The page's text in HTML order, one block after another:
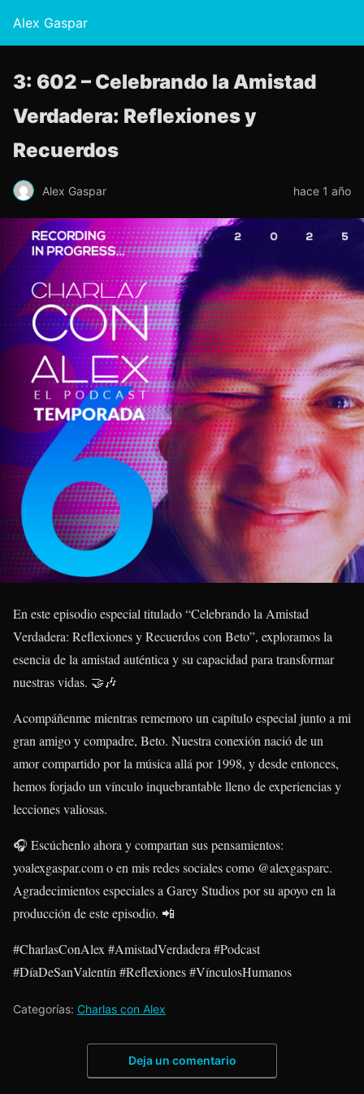
Alex Gaspar
3: 602 – Celebrando la Amistad
Verdadera: Reflexiones y
Recuerdos
Alex Gaspar hace 1 año
En este episodio especial titulado “Celebrando la Amistad
Verdadera: Reflexiones y Recuerdos con Beto”, exploramos la
esencia de la amistad auténtica y su capacidad para transformar
nuestras vidas. 🤝🎶
Acompáñenme mientras rememoro un capítulo especial junto a mi
gran amigo y compadre, Beto. Nuestra conexión nació de un
amor compartido por la música allá por 1998, y desde entonces,
hemos forjado un vínculo inquebrantable lleno de experiencias y
lecciones valiosas.
🎧 Escúchenlo ahora y compartan sus pensamientos:
yoalexgaspar.com o en mis redes sociales como @alexgasparc.
Agradecimientos especiales a Garey Studios por su apoyo en la
producción de este episodio. 📲
#CharlasConAlex #AmistadVerdadera #Podcast
#DíaDeSanValentín #Reflexiones #VínculosHumanos
Categorías: Charlas con Alex
Deja un comentario